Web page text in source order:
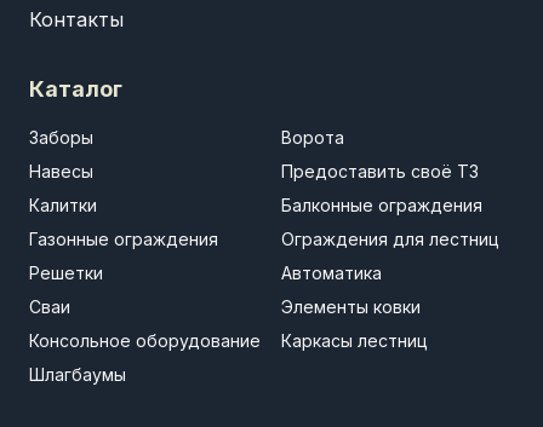
Контакты
Каталог
Заборы
Ворота
Навесы
Предоставить своё ТЗ
Калитки
Балконные ограждения
Газонные ограждения
Ограждения для лестниц
Решетки
Автоматика
Сваи
Элементы ковки
Консольное оборудование
Каркасы лестниц
Шлагбаумы